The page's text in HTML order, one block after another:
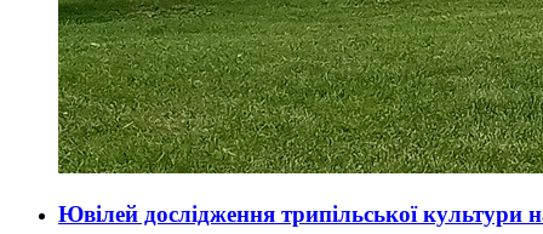
Ювілей дослідження трипільської